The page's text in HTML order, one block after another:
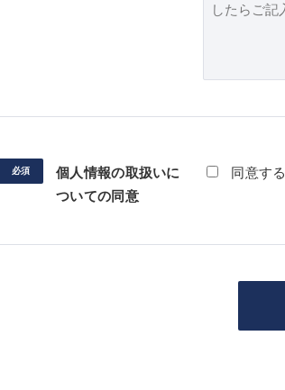
個人情報の取扱いに
ついての同意
同意する